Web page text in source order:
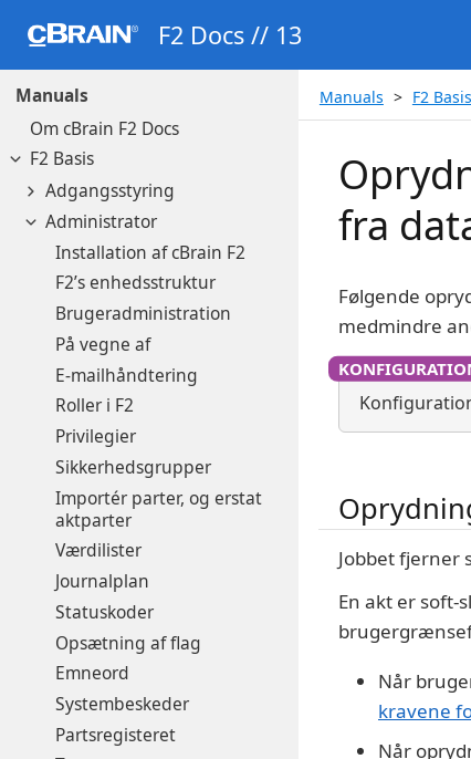
F2 Docs // 13
Manuals
Om cBrain F2 Docs
F2 Basis
Adgangsstyring
Administrator
Installation af cBrain F2
F2’s enhedsstruktur
Brugeradministration
På vegne af
E-mailhåndtering
Roller i F2
Privilegier
Sikkerhedsgrupper
Importér parter, og erstat
aktparter
Værdilister
Journalplan
Statuskoder
Opsætning af flag
Emneord
Systembeskeder
Partsregisteret
Manuals F2 Basis
fra
Følgende
medmindre
Jobbet fjerner
En akt er soft-
Når
kravene
Når